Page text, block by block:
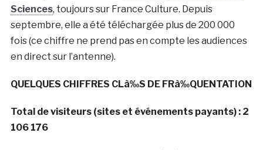
Sciences, toujours sur France Culture. Depuis
septembre, elle a été téléchargée plus de 200 000
fois (ce chiffre ne prend pas en compte les audiences
en direct sur l’antenne).
QUELQUES CHIFFRES CLà‰S DE FRà‰QUENTATION
Total de visiteurs (sites et événements payants) : 2
106 176